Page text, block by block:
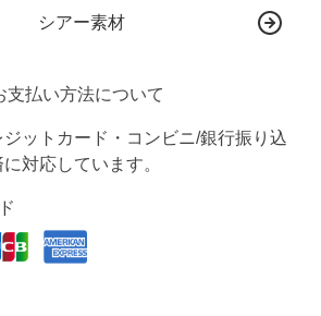
シアー素材
支払い方法について
ットカード・コンビニ/銀行振り込
対応しています。